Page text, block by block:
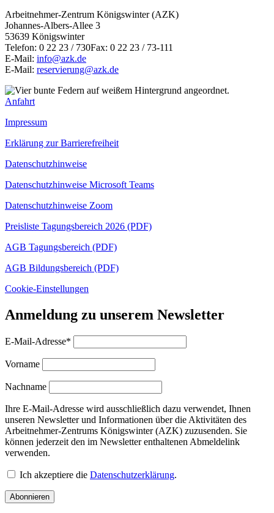
Arbeitnehmer-Zentrum Königswinter (AZK)
Johannes-Albers-Allee 3
53639 Königswinter
Telefon: 0 22 23 / 730Fax: 0 22 23 / 73-111
E-Mail: info@azk.de
E-Mail: reservierung@azk.de
Anfahrt
Impressum
Erklärung zur Barrierefreiheit
Datenschutzhinweise
Datenschutzhinweise Microsoft Teams
Datenschutzhinweise Zoom
Preisliste Tagungsbereich 2026 (PDF)
AGB Tagungsbereich (PDF)
AGB Bildungsbereich (PDF)
Cookie-Einstellungen
Anmeldung zu unserem Newsletter
E-Mail-Adresse*
Vorname
Nachname
Ihre E-Mail-Adresse wird ausschließlich dazu verwendet, Ihnen
unseren Newsletter und Informationen über die Aktivitäten des
Arbeitnehmer-Zentrums Königswinter (AZK) zuzusenden. Sie
können jederzeit den im Newsletter enthaltenen Abmeldelink
verwenden.
Ich akzeptiere die Datenschutzerklärung.